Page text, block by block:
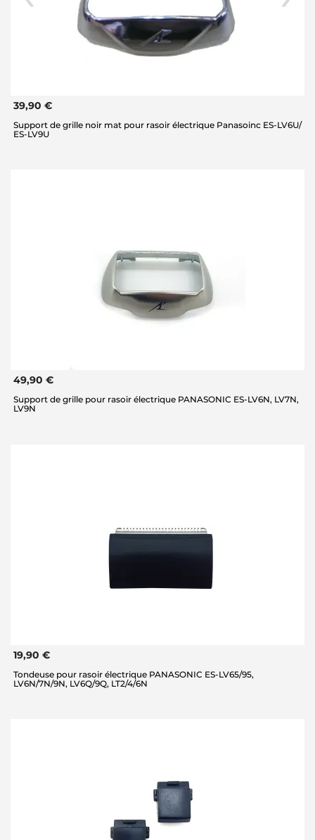
39,90 €
Support de grille noir mat pour rasoir électrique Panasoinc ES-LV6U/
ES-LV9U
49,90 €
Support de grille pour rasoir électrique PANASONIC ES-LV6N, LV7N,
LV9N
19,90 €
Tondeuse pour rasoir électrique PANASONIC ES-LV65/95,
LV6N/7N/9N, LV6Q/9Q, LT2/4/6N